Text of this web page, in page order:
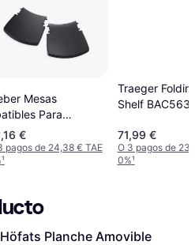
Mesas
Para
Q 1000
€
pagos de 24,38 € TAE
¹
Traeger
Shelf BAC563
71,99 €
O 3 pagos de
0%¹
Höfats Planche Amovible